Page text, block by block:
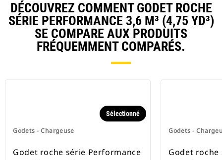
DÉCOUVREZ COMMENT GODET ROCHE
SÉRIE PERFORMANCE 3,6 M³ (4,75 YD³)
SE COMPARE AUX PRODUITS
FRÉQUEMMENT COMPARÉS.
Godets - Chargeuse
Sélectionné
Godet roche série Performance
Godets -
Godet